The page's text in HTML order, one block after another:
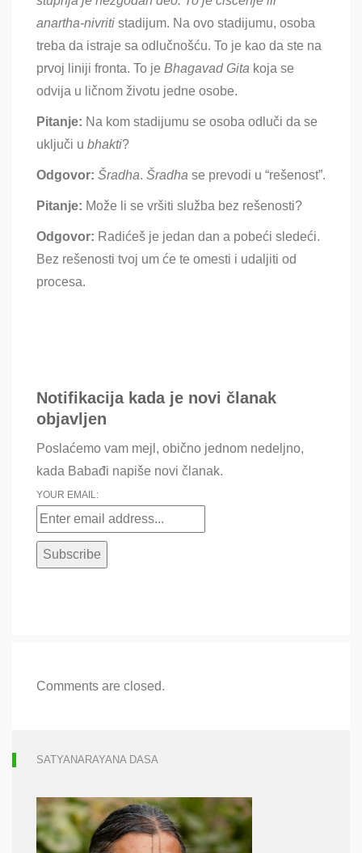
anartha-nivriti stadijum. Na ovo stadijumu, osoba
treba da istraje sa odlučnošću. To je kao da ste na
prvoj liniji fronta. To je Bhagavad Gita koja se
odvija u ličnom životu jedne osobe.
Pitanje: Na kom stadijumu se osoba odluči da se
uključi u bhakti?
Odgovor: Šradha. Šradha se prevodi u “rešenost”.
Pitanje: Može li se vršiti služba bez rešenosti?
Odgovor: Radićeš je jedan dan a pobeći sledeći.
Bez rešenosti tvoj um će te omesti i udaljiti od
procesa.
Notifikacija kada je novi članak
objavljen
Poslaćemo vam mejl, obično jednom nedeljno,
kada Babađi napiše novi članak.
YOUR EMAIL:
Comments are closed.
SATYANARAYANA DASA